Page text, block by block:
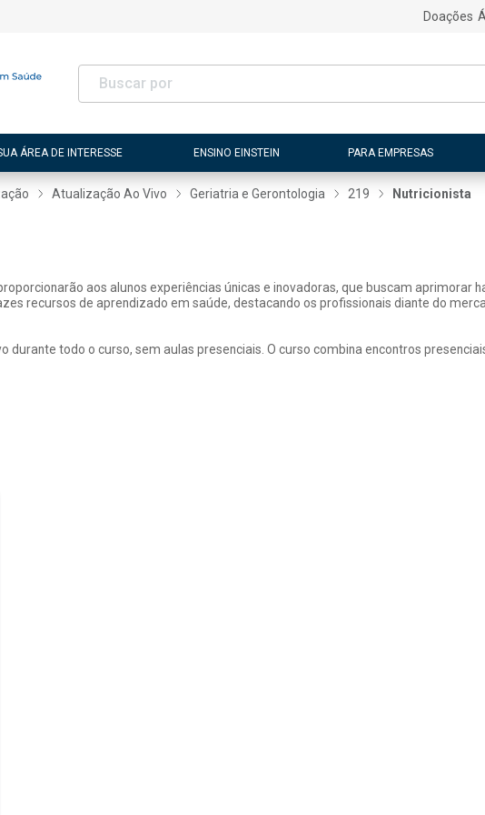
Doações
ÁREA DE INTERESSE ENSINO EINSTEIN PARA EMPRESAS
Atualização Ao Vivo Geriatria e Gerontologia 219 Nutricionista
aos alunos experiências únicas e inovadoras, que buscam
recursos de aprendizado em saúde, destacando os profissionais diante do
durante todo o curso, sem aulas presenciais. O curso combina encontros